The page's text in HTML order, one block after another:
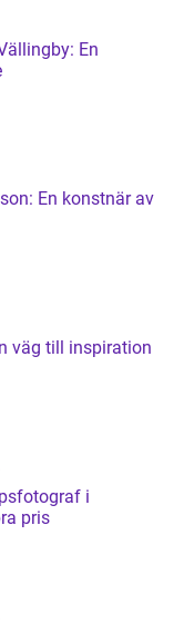
En
En konstnär av
väg till inspiration
i
pris